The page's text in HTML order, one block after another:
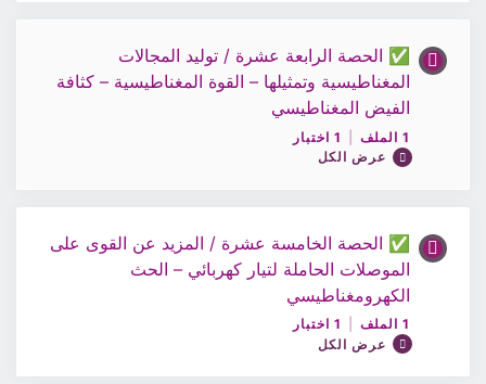
أختبار 12 / الفيزياء الصف 12
محتوى الدرس
0/1 Steps
ملف الحصة 13 / الفيزياء للصف 12
أختبار 13 / الفيزياء للصف 12
✅ الحصة الرابعة عشرة / توليد المجالات
المغناطيسية وتمثيلها – القوة المغناطيسية – كثافة
الفيض المغناطيسي
1 الملف
1 اختبار
عرض الكل
محتوى الدرس
0% مكتمل 0/1 Steps
ملف الحصة 14 / الفيزياء للصف 12
✅ الحصة الخامسة عشرة / المزيد عن القوى على
الموصلات الحاملة لتيار كهربائي – الحث
الكهرومغناطيسي
1 الملف
1 اختبار
عرض الكل